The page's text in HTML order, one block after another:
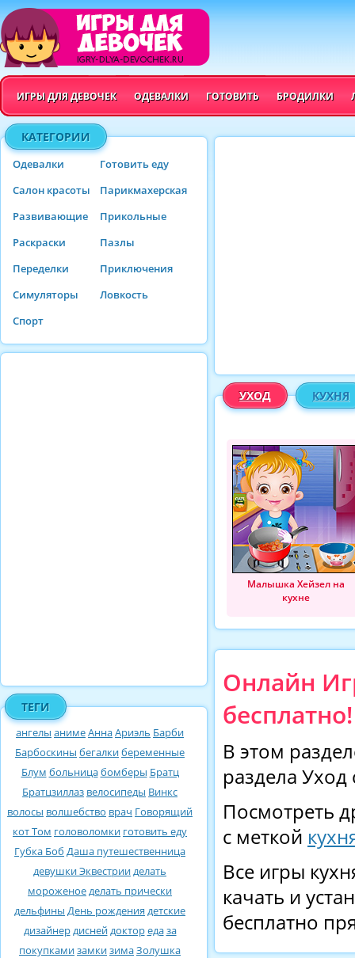
ИГРЫ ДЛЯ ДЕВОЧЕК ОДЕВАЛКИ ГОТОВИТЬ БРОДИЛКИ
КАТЕГОРИИ
Одевалки
Готовить еду
Салон красоты
Парикмахерская
Развивающие
Прикольные
Раскраски
Пазлы
Переделки
Приключения
Симуляторы
Ловкость
Спорт
ТЕГИ
ангелы анимеАннаАриэль Барби
Барбоскины бегалкибеременные
Блум больницабомберы Братц
Братцзиллаз велосипеды Винкс
волосы волшебство врач Говорящий
кот Том головоломки готовить еду
Губка Боб Даша путешественница
девушки Эквестрииделать
мороженоеделать прически
дельфины День рождения детские
дизайнердиснейдокторедаза
покупкамизамкизимаЗолушка
УХОД КУХНЯ
Малышка Хейзел на
кухне
Онлайн
бесплатно!
В этом
раздела Уход
Посмотреть
с меткой
Все игры
качать и
бесплатно